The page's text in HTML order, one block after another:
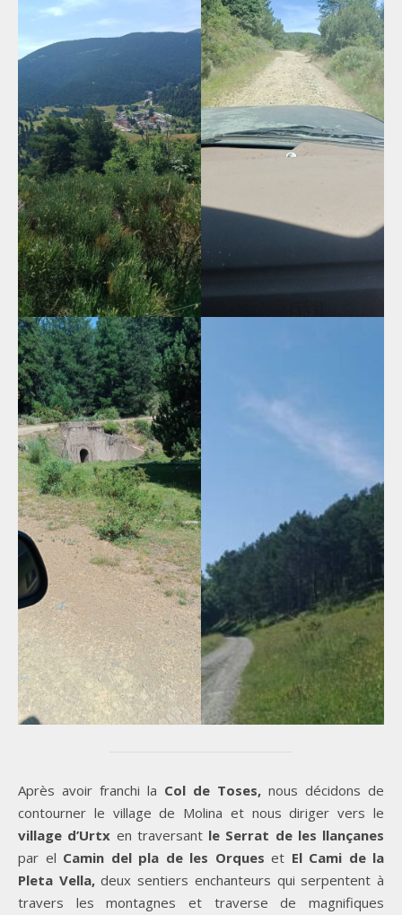
Après avoir franchi la Col de Toses, nous décidons de
contourner le village de Molina et nous diriger vers le
village d’Urtx en traversant le Serrat de les llançanes
par el Camin del pla de les Orques et El Cami de la
Pleta Vella,deux sentiers enchanteurs qui serpentent à
travers les montagnes et traverse de magnifiques